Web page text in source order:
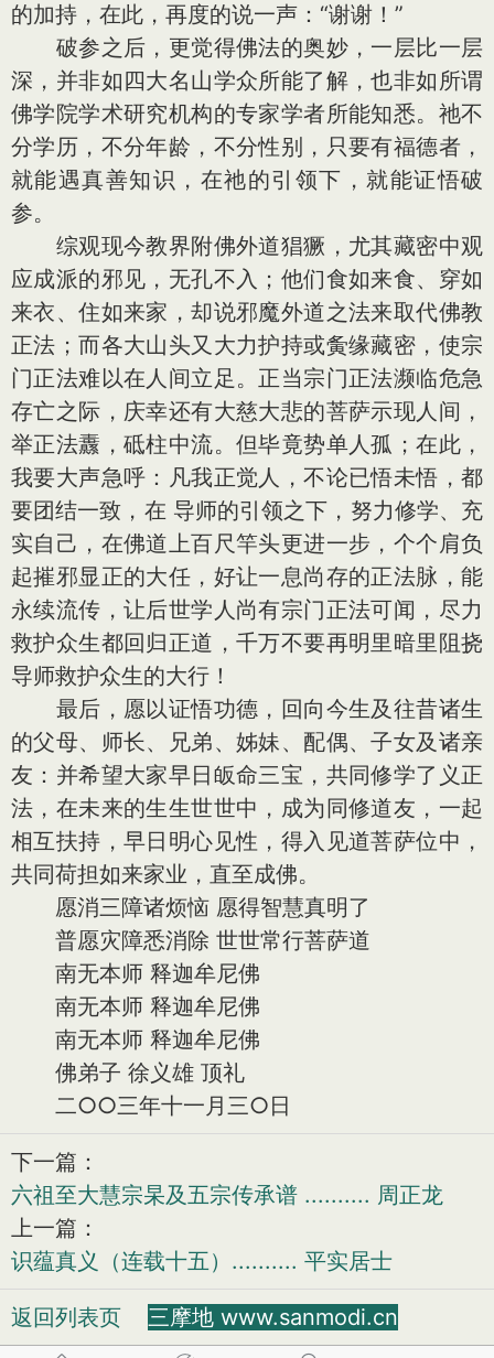
的加持，在此，再度的说一声：“谢谢！”
破参之后，更觉得佛法的奥妙，一层比一层
深，并非如四大名山学众所能了解，也非如所谓
佛学院学术研究机构的专家学者所能知悉。祂不
分学历，不分年龄，不分性别，只要有福德者，
就能遇真善知识，在祂的引领下，就能证悟破
参。
综观现今教界附佛外道猖獗，尤其藏密中观
应成派的邪见，无孔不入；他们食如来食、穿如
来衣、住如来家，却说邪魔外道之法来取代佛教
正法；而各大山头又大力护持或夤缘藏密，使宗
门正法难以在人间立足。正当宗门正法濒临危急
存亡之际，庆幸还有大慈大悲的菩萨示现人间，
举正法纛，砥柱中流。但毕竟势单人孤；在此，
我要大声急呼：凡我正觉人，不论已悟未悟，都
要团结一致，在 导师的引领之下，努力修学、充
实自己，在佛道上百尺竿头更进一步，个个肩负
起摧邪显正的大任，好让一息尚存的正法脉，能
永续流传，让后世学人尚有宗门正法可闻，尽力
救护众生都回归正道，千万不要再明里暗里阻挠
导师救护众生的大行！
最后，愿以证悟功德，回向今生及往昔诸生
的父母、师长、兄弟、姊妹、配偶、子女及诸亲
友：并希望大家早日皈命三宝，共同修学了义正
法，在未来的生生世世中，成为同修道友，一起
相互扶持，早日明心见性，得入见道菩萨位中，
共同荷担如来家业，直至成佛。
愿消三障诸烦恼 愿得智慧真明了
普愿灾障悉消除 世世常行菩萨道
南无本师 释迦牟尼佛
南无本师 释迦牟尼佛
南无本师 释迦牟尼佛
佛弟子 徐义雄 顶礼
二○○三年十一月三○日
下一篇：
六祖至大慧宗杲及五宗传承谱 .......... 周正龙
上一篇：
识蕴真义（连载十五）.......... 平实居士
返回列表页 三摩地 www.sanmodi.cn